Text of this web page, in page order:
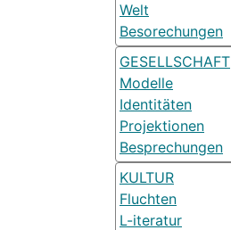
Welt
Besorechungen
GESELLSCHAFT
Modelle
Identitäten
Projektionen
Besprechungen
KULTUR
Fluchten
L-iteratur